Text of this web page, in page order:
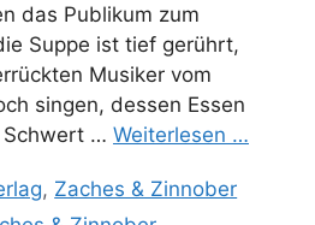
das Publikum zum
Suppe ist tief gerührt,
Musiker vom
singen, dessen Essen
Schwert … Weiterlesen …
, Zaches & Zinnober